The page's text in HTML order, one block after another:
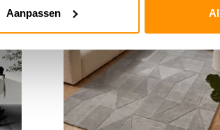
Aanpassen